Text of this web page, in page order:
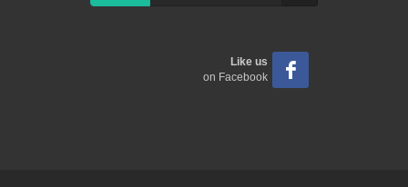
Like us
on Facebook